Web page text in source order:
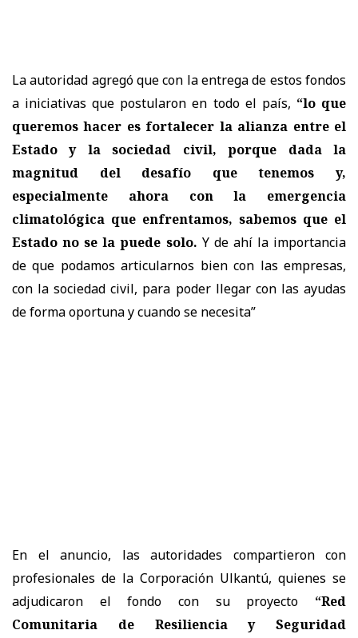
La autoridad agregó que con la entrega de estos fondos
a iniciativas que postularon en todo el país, “lo que
queremos hacer es fortalecer la alianza entre el
Estado y la sociedad civil, porque dada la
magnitud del desafío que tenemos y,
especialmente ahora con la emergencia
climatológica que enfrentamos, sabemos que el
Estado no se la puede solo. Y de ahí la importancia
de que podamos articularnos bien con las empresas,
con la sociedad civil, para poder llegar con las ayudas
de forma oportuna y cuando se necesita”
En el anuncio, las autoridades compartieron con
profesionales de la Corporación Ulkantú, quienes se
adjudicaron el fondo con su proyecto “Red
Comunitaria de Resiliencia y Seguridad